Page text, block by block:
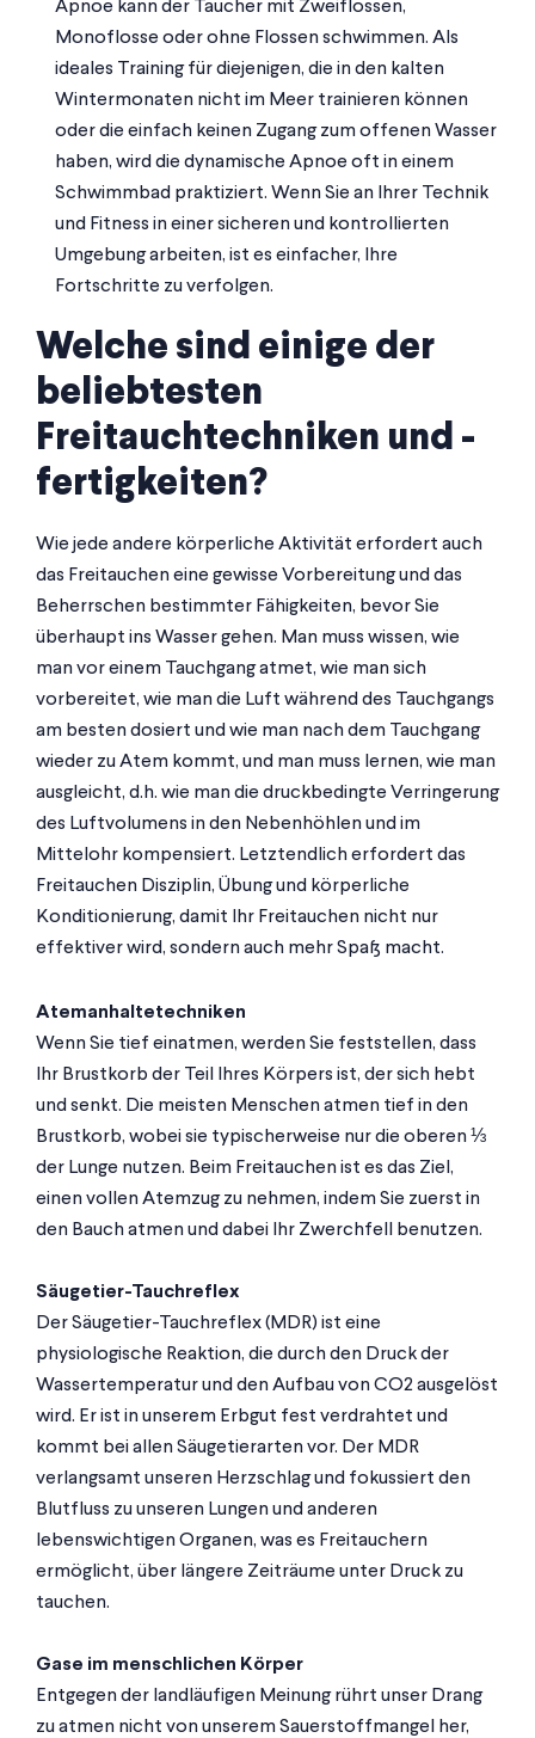
Apnoe kann der Taucher mit Zweiflossen,
Monoflosse oder ohne Flossen schwimmen. Als
ideales Training für diejenigen, die in den kalten
Wintermonaten nicht im Meer trainieren können
oder die einfach keinen Zugang zum offenen Wasser
haben, wird die dynamische Apnoe oft in einem
Schwimmbad praktiziert. Wenn Sie an Ihrer Technik
und Fitness in einer sicheren und kontrollierten
Umgebung arbeiten, ist es einfacher, Ihre
Fortschritte zu verfolgen.
Welche sind einige der
beliebtesten
Freitauchtechniken und -
fertigkeiten?
Wie jede andere körperliche Aktivität erfordert auch
das Freitauchen eine gewisse Vorbereitung und das
Beherrschen bestimmter Fähigkeiten, bevor Sie
überhaupt ins Wasser gehen. Man muss wissen, wie
man vor einem Tauchgang atmet, wie man sich
vorbereitet, wie man die Luft während des Tauchgangs
am besten dosiert und wie man nach dem Tauchgang
wieder zu Atem kommt, und man muss lernen, wie man
ausgleicht, d.h. wie man die druckbedingte Verringerung
des Luftvolumens in den Nebenhöhlen und im
Mittelohr kompensiert. Letztendlich erfordert das
Freitauchen Disziplin, Übung und körperliche
Konditionierung, damit Ihr Freitauchen nicht nur
effektiver wird, sondern auch mehr Spaß macht.
Atemanhaltetechniken
Wenn Sie tief einatmen, werden Sie feststellen, dass
Ihr Brustkorb der Teil Ihres Körpers ist, der sich hebt
und senkt. Die meisten Menschen atmen tief in den
Brustkorb, wobei sie typischerweise nur die oberen ⅓
der Lunge nutzen. Beim Freitauchen ist es das Ziel,
einen vollen Atemzug zu nehmen, indem Sie zuerst in
den Bauch atmen und dabei Ihr Zwerchfell benutzen.
Säugetier-Tauchreflex
Der Säugetier-Tauchreflex (MDR) ist eine
physiologische Reaktion, die durch den Druck der
Wassertemperatur und den Aufbau von CO2 ausgelöst
wird. Er ist in unserem Erbgut fest verdrahtet und
kommt bei allen Säugetierarten vor. Der MDR
verlangsamt unseren Herzschlag und fokussiert den
Blutfluss zu unseren Lungen und anderen
lebenswichtigen Organen, was es Freitauchern
ermöglicht, über längere Zeiträume unter Druck zu
tauchen.
Gase im menschlichen Körper
Entgegen der landläufigen Meinung rührt unser Drang
zu atmen nicht von unserem Sauerstoffmangel her,